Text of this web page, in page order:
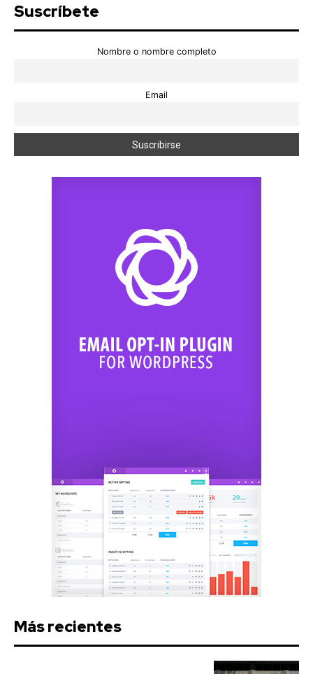
Suscríbete
Nombre o nombre completo
Email
Más recientes